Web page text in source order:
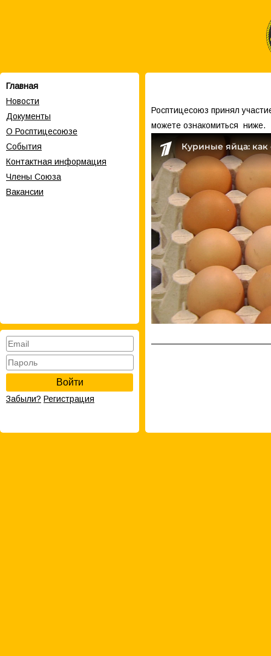
Главная
Новости
Документы
О Росптицесоюзе
События
Контактная информация
Члены Cоюза
Вакансии
Войти
Забыли? Регистрация
Росптицесоюз принял
можете ознакомиться ниже.